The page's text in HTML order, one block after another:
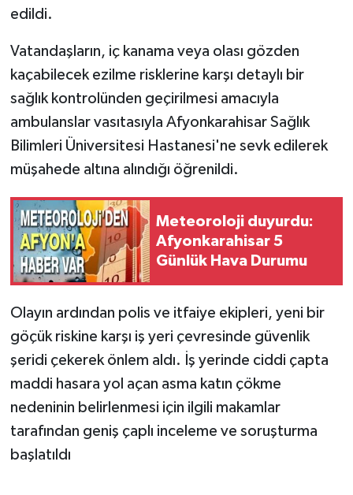
edildi.
Vatandaşların, iç kanama veya olası gözden
kaçabilecek ezilme risklerine karşı detaylı bir
sağlık kontrolünden geçirilmesi amacıyla
ambulanslar vasıtasıyla Afyonkarahisar Sağlık
Bilimleri Üniversitesi Hastanesi'ne sevk edilerek
müşahede altına alındığı öğrenildi.
Meteoroloji duyurdu:
Afyonkarahisar 5
Günlük Hava Durumu
Olayın ardından polis ve itfaiye ekipleri, yeni bir
göçük riskine karşı iş yeri çevresinde güvenlik
şeridi çekerek önlem aldı. İş yerinde ciddi çapta
maddi hasara yol açan asma katın çökme
nedeninin belirlenmesi için ilgili makamlar
tarafından geniş çaplı inceleme ve soruşturma
başlatıldı